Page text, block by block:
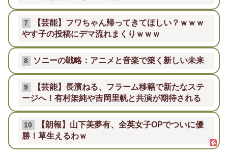
7
【芸能】フワちゃん帰ってきてほしい？ｗｗｗ
やす子の投稿にデマ流れまくりｗｗｗ
8 ソニーの戦略：アニメと音楽で築く新しい未来
9
【芸能】長濱ねる、フラーム移籍で新たなステ
ージへ！有村架純や吉岡里帆と共演が期待される
10
【朗報】山下美夢有、全英女子OPでついに優
勝！草生えるわｗ